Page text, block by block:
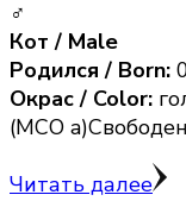
♂
Кот / Male
Родился / Born:
Окрас / Color:
(MCO a)Свободен
Читать далее